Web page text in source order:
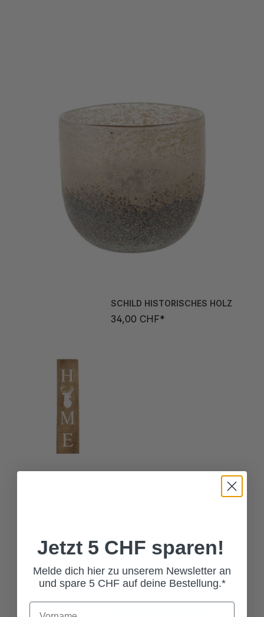
34,00 CHF*
45,00 CHF*
Jetzt 5 CHF sparen!
Melde dich hier zu unserem Newsletter an
und spare 5 CHF auf deine Bestellung.*